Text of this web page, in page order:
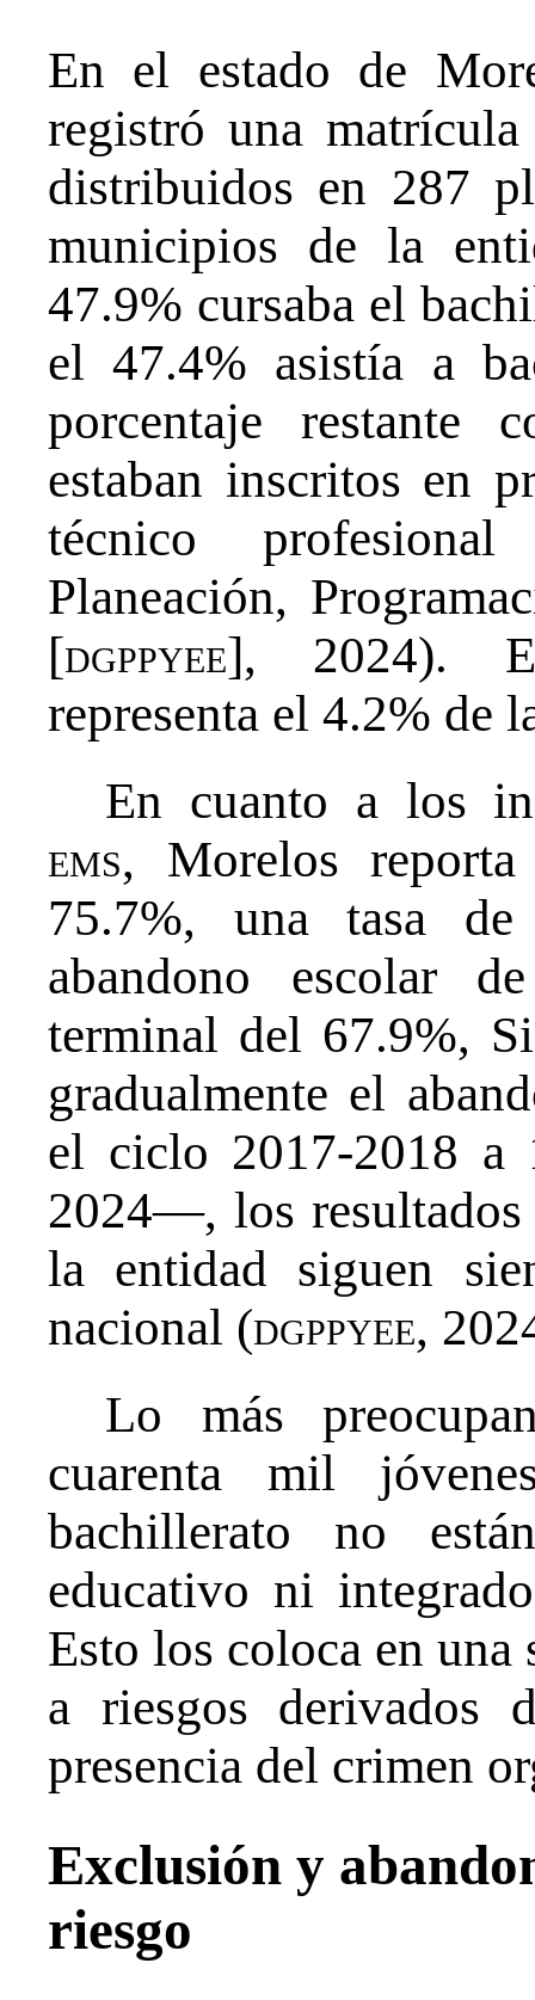
En el estado de
registró una
distribuidos en 287
municipios de la
47.9% cursaba el
el 47.4% asistía a
porcentaje restante
estaban inscritos en
técnico
Planeación,
[dgppyee], 2024).
representa el 4.2% de
En cuanto a los
ems, Morelos
75.7%, una tasa
abandono escolar
terminal del 67.9%,
gradualmente el
el ciclo 2017-2018 a
2024—, los resultados
la entidad siguen
nacional (dgppyee,
Lo más
cuarenta mil
bachillerato no
educativo ni
Esto los coloca en una
a riesgos
presencia del crimen
Exclusión y
riesgo